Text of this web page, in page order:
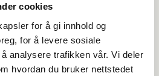
cookies
for å gi innhold og
for å levere sosiale
analysere trafikken vår. Vi deler
hvordan du bruker nettstedet